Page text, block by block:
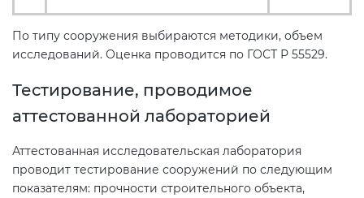
По типу сооружения выбираются методики, объем
исследований. Оценка проводится по ГОСТ Р 55529.
Тестирование, проводимое
аттестованной лабораторией
Аттестованная исследовательская лаборатория
проводит тестирование сооружений по следующим
показателям: прочности строительного объекта,